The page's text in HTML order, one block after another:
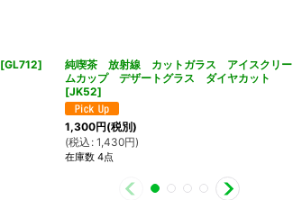
[GL712]
純喫茶 放射線 カットガラス アイスクリー
ムカップ デザートグラス ダイヤカット
[JK52]
1,300円(税別)
(税込 : 1,430円)
在庫数 4点